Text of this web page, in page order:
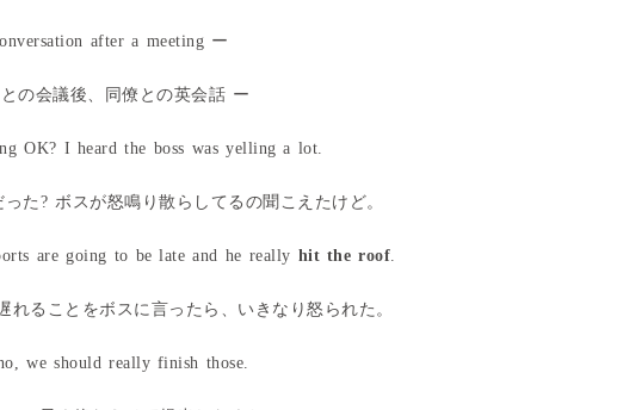
after a meeting ー
の会議後、同僚との英会話 ー
OK? I heard the boss was yelling a lot.
た? ボスが怒鳴り散らしてるの聞こえたけど。
are going to be late and he really hit the roof.
れることをボスに言ったら、いきなり怒られた。
we should really finish those.